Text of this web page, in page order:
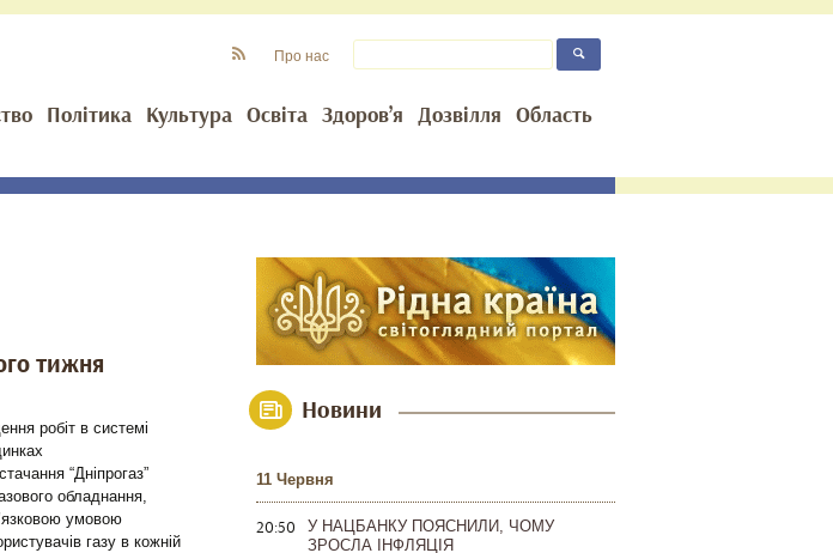
Політика Культура Освіта Здоров’я Дозвілля Область
Про нас
тижня
робіт в системі
“Дніпрогаз”
обладнання,
умовою
газу в кожній
Новини
11 Червня
20:50
У НАЦБАНКУ ПОЯСНИЛИ, ЧОМУ
ЗРОСЛА ІНФЛЯЦІЯ